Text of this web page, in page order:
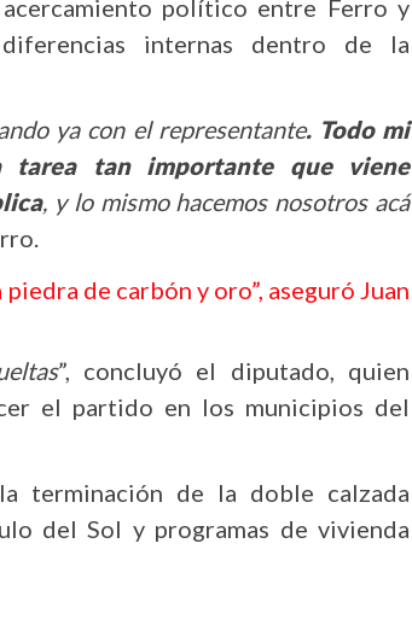
político entre Ferro y
internas dentro de la
ya con el representante. Todo mi
tarea tan importante que viene
, y lo mismo hacemos nosotros acá
de carbón y oro”, aseguró Juan
”, concluyó el diputado, quien
el partido en los municipios del
terminación de la doble calzada
del Sol y programas de vivienda